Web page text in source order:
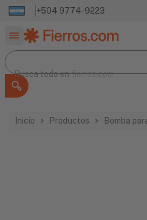
+504 9774-9223
Buscar productos
Busca todo en
Busca todo enfierros.com
Inicio Productos Bomba